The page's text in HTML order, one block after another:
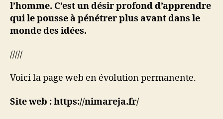
l’homme. C’est un désir profond d’apprendre
qui le pousse à pénétrer plus avant dans le
monde des idées.
/////
Voici la page web en évolution permanente.
Site web : https://nimareja.fr/